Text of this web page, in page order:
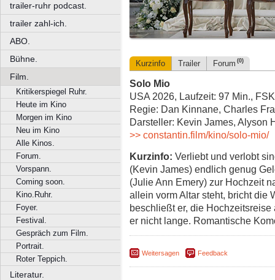
trailer-ruhr podcast.
trailer zahl-ich.
ABO.
Bühne.
Film.
Kritikerspiegel Ruhr.
Heute im Kino
Morgen im Kino
Neu im Kino
Alle Kinos.
Forum.
Vorspann.
Coming soon.
Kino.Ruhr.
Foyer.
Festival.
Gespräch zum Film.
Portrait.
Roter Teppich.
Literatur.
Kurzinfo Trailer Forum (0)
Solo Mio
USA 2026, Laufzeit: 97 Min.,
Regie: Dan Kinnane, Charles
Darsteller: Kevin James, Alyson
>> constantin.film/kino/solo-mio/
Kurzinfo: Verliebt und verlobt
(Kevin James) endlich genug
(Julie Ann Emery) zur Hochzeit
allein vorm Altar steht, bricht die
beschließt er, die
er nicht lange. Romantische
Weitersagen Feedback